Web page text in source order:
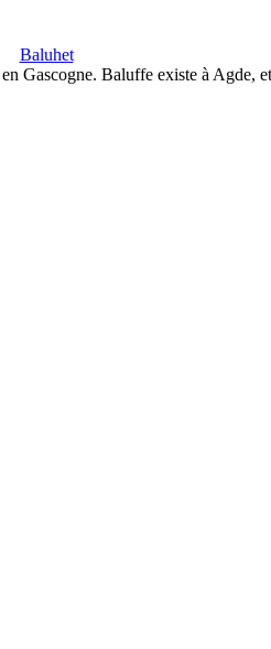
Baluhet
Gascogne. Baluffe existe à Agde,